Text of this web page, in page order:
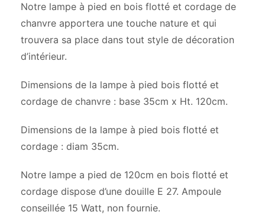
Notre lampe à pied en bois flotté et cordage de
chanvre apportera une touche nature et qui
trouvera sa place dans tout style de décoration
d’intérieur.
Dimensions de la lampe à pied bois flotté et
cordage de chanvre : base 35cm x Ht. 120cm.
Dimensions de la lampe à pied bois flotté et
cordage : diam 35cm.
Notre lampe a pied de 120cm en bois flotté et
cordage dispose d’une douille E 27. Ampoule
conseillée 15 Watt, non fournie.